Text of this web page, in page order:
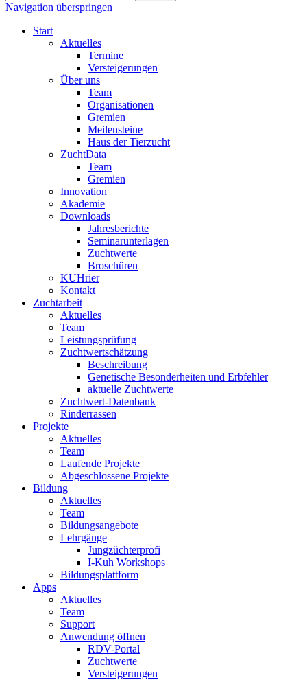
Navigation überspringen
Start
Aktuelles
Termine
Versteigerungen
Über uns
Team
Organisationen
Gremien
Meilensteine
Haus der Tierzucht
ZuchtData
Team
Gremien
Innovation
Akademie
Downloads
Jahresberichte
Seminarunterlagen
Zuchtwerte
Broschüren
KUHrier
Kontakt
Zuchtarbeit
Aktuelles
Team
Leistungsprüfung
Zuchtwertschätzung
Beschreibung
Genetische Besonderheiten und Erbfehler
aktuelle Zuchtwerte
Zuchtwert-Datenbank
Rinderrassen
Projekte
Aktuelles
Team
Laufende Projekte
Abgeschlossene Projekte
Bildung
Aktuelles
Team
Bildungsangebote
Lehrgänge
Jungzüchterprofi
I-Kuh Workshops
Bildungsplattform
Apps
Aktuelles
Team
Support
Anwendung öffnen
RDV-Portal
Zuchtwerte
Versteigerungen